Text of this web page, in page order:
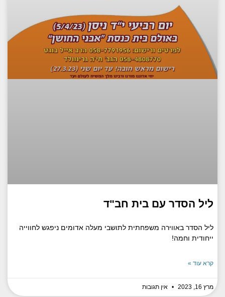
ליל הסדר עם בית חב"ד
ליל הסדר באווירה משפחתית לתושבי מעלה אדומים ניפגש לחווייה
ייחודית וחמה!
קרא עוד »
מרץ 16, 2023 אין תגובות